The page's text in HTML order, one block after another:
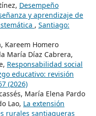
Desempeño
y aprendizaje de
, Santiago:
Kareem Homero
María Díaz Cabrera,
Responsabilidad social
educativo: revisión
(2026)
María Elena Pardo
Lao, La extensión
rurales santiagueras